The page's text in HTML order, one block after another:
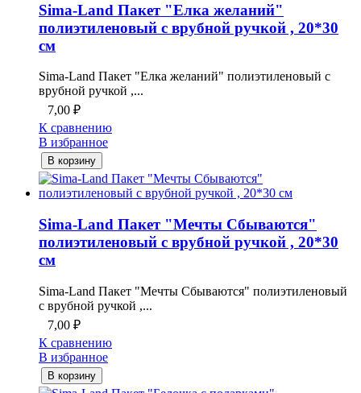
Sima-Land Пакет "Елка желаний"
полиэтиленовый с врубной ручкой , 20*30
см
Sima-Land Пакет "Елка желаний" полиэтиленовый с
врубной ручкой ,...
7,00 ₽
К сравнению
В избранное
В корзину
Sima-Land Пакет "Мечты Сбываются"
полиэтиленовый с врубной ручкой , 20*30
см
Sima-Land Пакет "Мечты Сбываются" полиэтиленовый
с врубной ручкой ,...
7,00 ₽
К сравнению
В избранное
В корзину